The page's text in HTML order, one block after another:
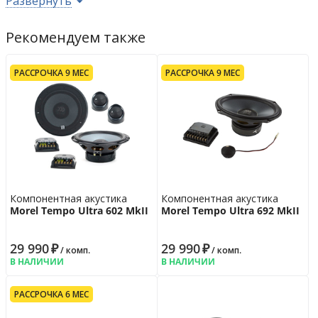
Материал диффузора
Параметры кроссовера
Диапазон частот
3000
Крутизна среза
6-12/12
Установочные размеры
Монтажная глубина НЧ/СЧ
74 мм
Монтажный диаметр НЧ/СЧ
142 мм
Монтажная глубина ВЧ
11 мм
Монтажный диаметр ВЧ
Гарантийная политика
Рекомендуем также
РАССРОЧКА 9 МЕС
Компонентная акустика
Morel Tempo Ultra 602 MkII
29 990₽/ комп.
В НАЛИЧИИ
РАССРОЧКА 9 МЕС
Компонентная акустика
Morel Tempo Ultra 692 MkII
29 990₽/ комп.
В НАЛИЧИИ
РАССРОЧКА 6 МЕС